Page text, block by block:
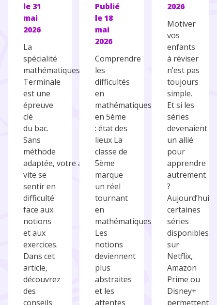
le 31
mai
2026
La
spécialité
mathématiques en
Terminale
est une
épreuve
clé
du bac.
Sans
méthode
adaptée, votre ado peut
vite se
sentir en
difficulté
face aux
notions
et aux
exercices.
Dans cet
article,
découvrez
des
conseils
Publié
le18
mai
2026
Comprendre
les
difficultés
en
mathématiques
en 5ème
: état des
lieux La
classe de
5ème
marque
un réel
tournant
en
mathématiques.
Les
notions
deviennent
plus
abstraites
et les
attentes
2026
Motiver
vos
enfants
à réviser
n’est pas
toujours
simple.
Et si les
séries
devenaient
un allié
pour
apprendre
autrement
?
Aujourd’hui,
certaines
séries
disponibles
sur
Netflix,
Amazon
Prime ou
Disney+
permettent